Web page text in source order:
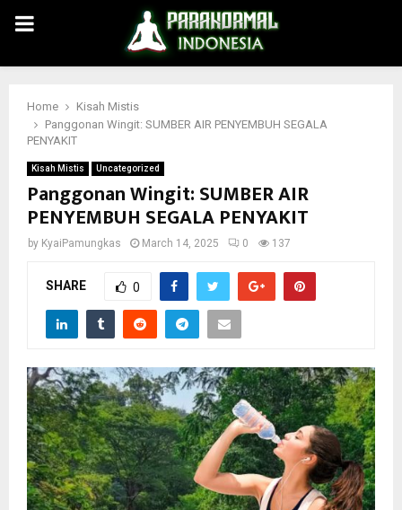
PRIMARY
MENU
Home
Kisah Mistis
Panggonan Wingit: SUMBER AIR PENYEMBUH SEGALA
PENYAKIT
Kisah Mistis Uncategorized
Panggonan Wingit: SUMBER AIR
PENYEMBUH SEGALA PENYAKIT
by KyaiPamungkas March 14, 2025 0 137
SHARE 0